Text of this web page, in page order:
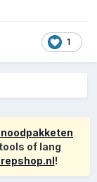
1
of lang
!